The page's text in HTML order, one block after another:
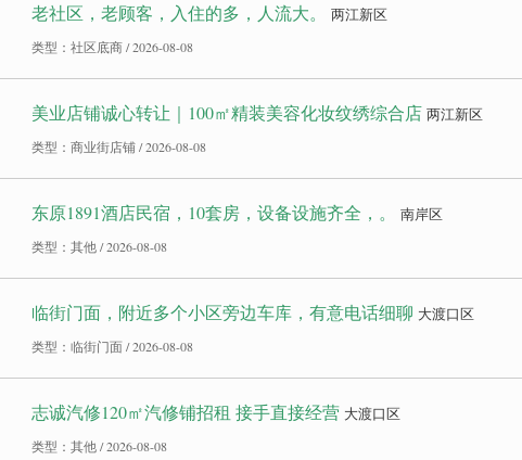
老社区，老顾客，入住的多，人流大。 两江新区
类型：社区底商 / 2026-08-08
美业店铺诚心转让｜100㎡精装美容化妆纹绣综合店 两江新区
类型：商业街店铺 / 2026-08-08
东原1891酒店民宿，10套房，设备设施齐全，。 南岸区
类型：其他 / 2026-08-08
临街门面，附近多个小区旁边车库，有意电话细聊 大渡口区
类型：临街门面 / 2026-08-08
志诚汽修120㎡汽修铺招租 接手直接经营 大渡口区
类型：其他 / 2026-08-08